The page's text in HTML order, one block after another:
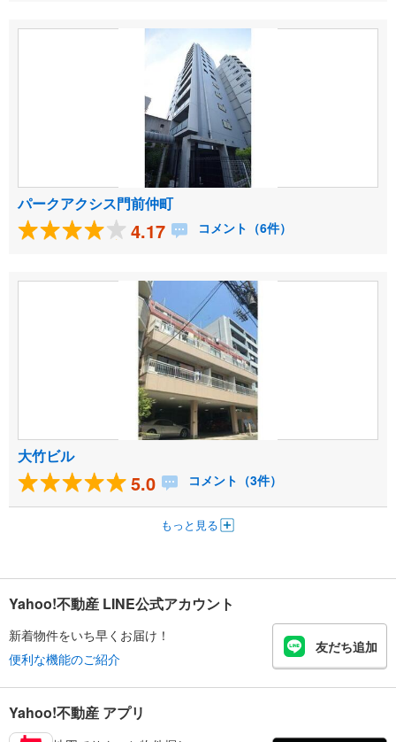
パークアクシス門前仲町
4.17 コメント（6件）
大竹ビル
5.0 コメント（3件）
もっと見る
Yahoo!不動産 LINE公式アカウント
新着物件をいち早くお届け！
便利な機能のご紹介
友だち追加
Yahoo!不動産 アプリ